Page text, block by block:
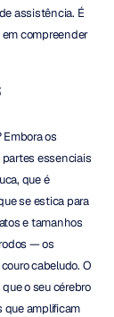
assistência. É
compreender
os
essenciais
que é
se estica para
e tamanhos
— os
cabeludo. O
o seu cérebro
que amplificam